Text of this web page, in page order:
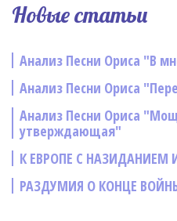
Новые статьи
Анализ Песни Ориса "В
Анализ Песни Ориса
Анализ Песни Ориса
утверждающая"
К ЕВРОПЕ С НАЗИДАНИЕМ
РАЗДУМИЯ О КОНЦЕ